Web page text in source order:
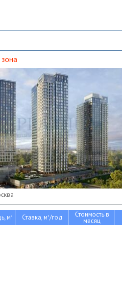
м2 Ставка, м2/год Стоимость в
месяц